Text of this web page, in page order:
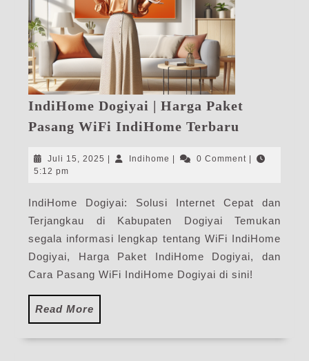
IndiHome Dogiyai | Harga Paket
Pasang WiFi IndiHome Terbaru
|
Pasang
WiFi
IndiHome
Terbaru
Juli 15, 2025 Juli
Indihome Indihome0 Comment
5:12 pm
IndiHome Dogiyai: Solusi Internet Cepat dan
Terjangkau di Kabupaten Dogiyai Temukan
segala informasi lengkap tentang WiFi IndiHome
Dogiyai, Harga Paket IndiHome Dogiyai, dan
Cara Pasang WiFi IndiHome Dogiyai di sini!
Read More
More